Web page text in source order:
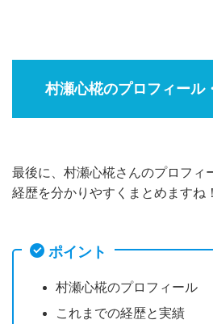
村瀬心椛のプロフィール
最後に、村瀬心椛さんのプロフィ
経歴を分かりやすくまとめますね！
ポイント
村瀬心椛のプロフィール
これまでの経歴と実績